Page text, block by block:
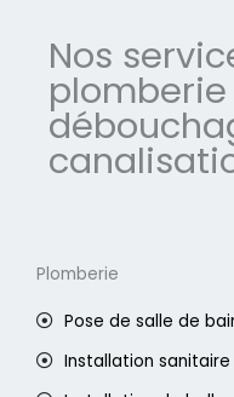
Nos
Plomberie
Pose de salle de
Installation